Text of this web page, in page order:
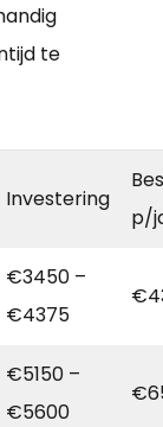
te
Investering
p/
€3450 –
€4375
€5150 –
€5600